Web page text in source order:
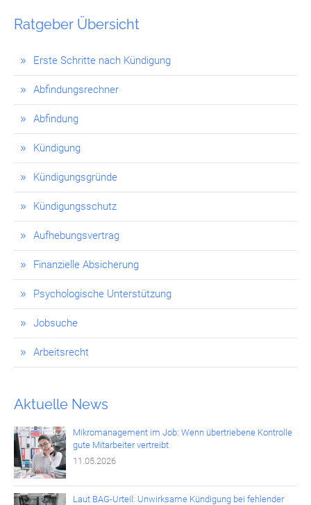
Ratgeber Übersicht
Erste Schritte nach Kündigung
Abfindungsrechner
Abfindung
Kündigung
Kündigungsgründe
Kündigungsschutz
Aufhebungsvertrag
Finanzielle Absicherung
Psychologische Unterstützung
Jobsuche
Arbeitsrecht
Aktuelle News
Mikromanagement im Job: Wenn übertriebene Kontrolle
gute Mitarbeiter vertreibt
11.05.2026
Laut BAG-Urteil: Unwirksame Kündigung bei fehlender